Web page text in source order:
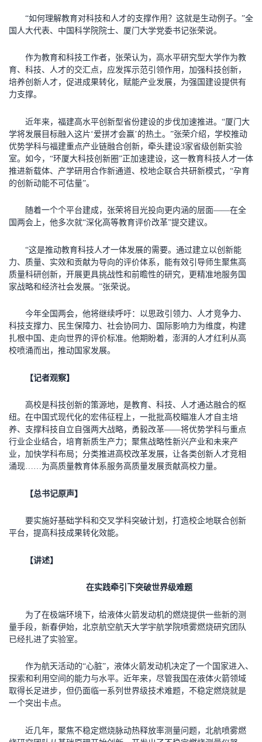
“如何理解教育对科技和人才的支撑作用？这就是生动例子。”全
国人大代表、中国科学院院士、厦门大学党委书记张荣说。
作为教育和科技工作者，张荣认为，高水平研究型大学作为教
育、科技、人才的交汇点，应发挥示范引领作用，加强科技创新，
培养创新人才，促进成果转化，赋能产业发展，为强国建设提供有
力支撑。
近年来，福建高水平创新型省份建设的步伐加速推进。“厦门大
学将发展目标融入这片‘爱拼才会赢’的热土。”张荣介绍，学校推动
优势学科与福建重点产业链融合创新，牵头建设3家省级创新实验
室。如今，“环厦大科技创新圈”正加速建设，这一教育科技人才一体
推进新载体、产学研用合作新通道、校地企联合共研新模式，“孕育
的创新动能不可估量”。
随着一个个平台建成，张荣将目光投向更内涵的层面——在全
国两会上，他多次就“深化高等教育评价改革”提交建议。
“这是推动教育科技人才一体发展的需要。通过建立以创新能
力、质量、实效和贡献为导向的评价体系，能有效引导师生聚焦高
质量科研创新，开展更具挑战性和前瞻性的研究，更精准地服务国
家战略和经济社会发展。”张荣说。
今年全国两会，他将继续呼吁：以思政引领力、人才竞争力、
科技支撑力、民生保障力、社会协同力、国际影响力为维度，构建
扎根中国、走向世界的评价标准。他期盼着，澎湃的人才红利从高
校喷涌而出，推动国家发展。
【记者观察】
高校是科技创新的策源地，是教育、科技、人才通达融合的枢
纽。在中国式现代化的宏伟征程上，一批批高校瞄准人才自主培
养、支撑科技自立自强两大战略，勇毅改革——将优势学科与重点
行业企业结合，培育新质生产力；聚焦战略性新兴产业和未来产
业，加快学科布局；分类推进高校改革发展，让各类创新人才竞相
涌现……为高质量教育体系服务高质量发展贡献高校力量。
【总书记原声】
要实施好基础学科和交叉学科突破计划，打造校企地联合创新
平台，提高科技成果转化效能。
【讲述】
在实践牵引下突破世界级难题
为了在极端环境下，给液体火箭发动机的燃烧提供一些新的测
量手段，新春伊始，北京航空航天大学宇航学院喷雾燃烧研究团队
已经扎进了实验室。
作为航天活动的“心脏”，液体火箭发动机决定了一个国家进入、
探索和利用空间的能力与水平。近年来，尽管我国在液体火箭领域
取得长足进步，但仍面临一系列世界级技术难题，不稳定燃烧就是
一个突出卡点。
近几年，聚焦不稳定燃烧脉动热释放率测量问题，北航喷雾燃